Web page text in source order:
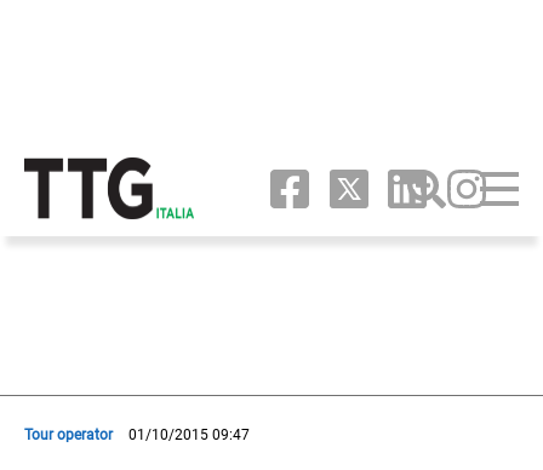
Tour operator 01/10/2015 09:47